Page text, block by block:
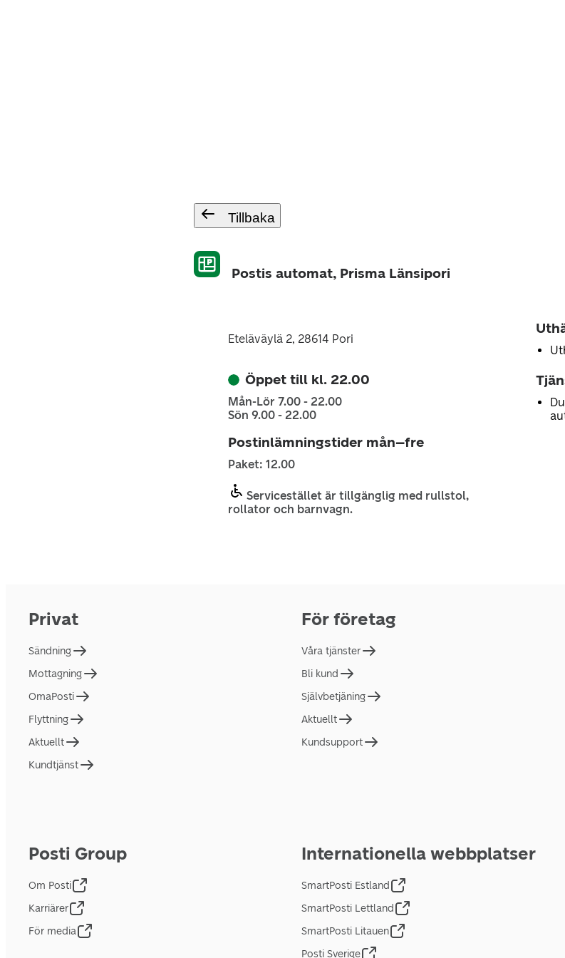
Tillbaka
Postis automat, Prisma Länsipori
Eteläväylä 2, 28614 Pori
Öppet till kl. 22.00
Mån-Lör 7.00 - 22.00
Sön 9.00 - 22.00
Postinlämningstider mån–fre
Paket: 12.00
Servicestället är tillgänglig med rullstol,
rollator och barnvagn.
Privat
Sändning
Mottagning
OmaPosti
Flyttning
Aktuellt
Kundtjänst
För företag
Våra tjänster
Bli kund
Självbetjäning
Aktuellt
Kundsupport
Posti Group
Om Posti
Karriärer
För media
Internationella webbplatser
SmartPosti Estland
SmartPosti Lettland
SmartPosti Litauen
Posti Sverige